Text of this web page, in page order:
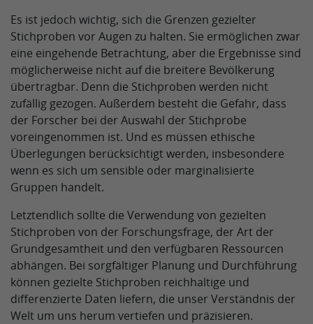
Es ist jedoch wichtig, sich die Grenzen gezielter
Stichproben vor Augen zu halten. Sie ermöglichen zwar
eine eingehende Betrachtung, aber die Ergebnisse sind
möglicherweise nicht auf die breitere Bevölkerung
übertragbar. Denn die Stichproben werden nicht
zufällig gezogen. Außerdem besteht die Gefahr, dass
der Forscher bei der Auswahl der Stichprobe
voreingenommen ist. Und es müssen ethische
Überlegungen berücksichtigt werden, insbesondere
wenn es sich um sensible oder marginalisierte
Gruppen handelt.
Letztendlich sollte die Verwendung von gezielten
Stichproben von der Forschungsfrage, der Art der
Grundgesamtheit und den verfügbaren Ressourcen
abhängen. Bei sorgfältiger Planung und Durchführung
können gezielte Stichproben reichhaltige und
differenzierte Daten liefern, die unser Verständnis der
Welt um uns herum vertiefen und präzisieren.